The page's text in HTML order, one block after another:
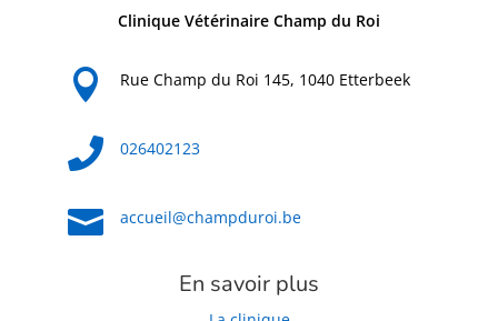
Clinique Vétérinaire Champ du Roi
 Rue Champ du Roi 145, 1040 Etterbeek
 026402123
 accueil@champduroi.be
En savoir plus